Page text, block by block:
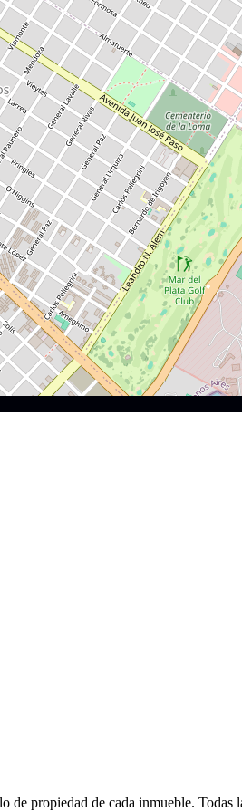
de propiedad de cada inmueble.